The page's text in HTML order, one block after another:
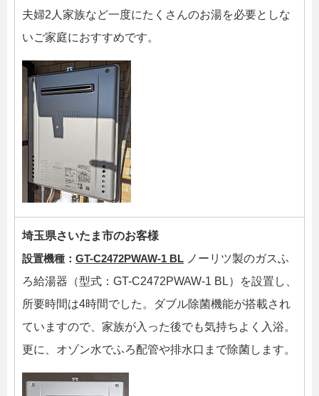
夫婦2人家族など一度にたくさんのお湯を必要としな
いご家庭におすすめです。
埼玉県さいたま市のお客様
設置機種： GT-C2472PWAW-1 BL ノーリツ製のガスふ
ろ給湯器（型式：GT-C2472PWAW-1 BL）を設置し、
所要時間は4時間でした。ダブル除菌機能が搭載され
ていますので、家族が入った後でも気持ちよく入浴。
更に、オゾン水でふろ配管や排水口まで除菌します。